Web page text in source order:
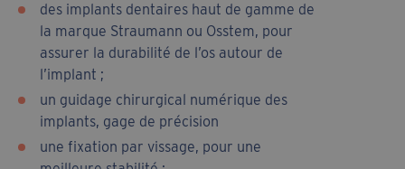
des implants dentaires haut de gamme de
la marque Straumann ou Osstem, pour
assurer la durabilité de l’os autour de
l’implant ;
un guidage chirurgical numérique des
implants, gage de précision
une fixation par vissage, pour une